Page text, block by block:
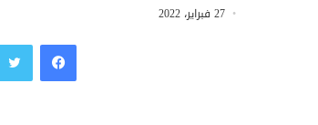
27 فبراير، 2022
فيسبوك